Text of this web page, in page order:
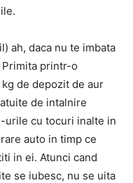
ah, daca nu te imbata
printr-o
de depozit de aur
de intalnire
urile cu tocuri inalte in
auto in timp ce
in ei. Atunci cand
se iubesc, nu se uita